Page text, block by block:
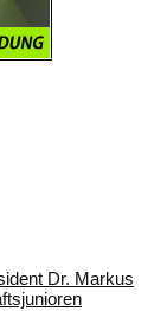
Dr. Markus